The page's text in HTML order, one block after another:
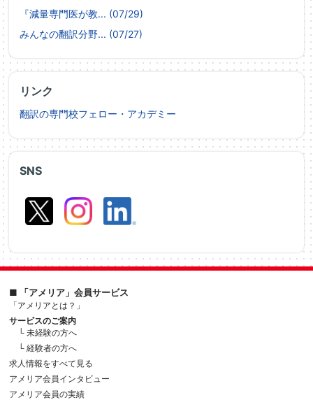
SNS
『減量専門医が教... (07/29)
みんなの翻訳分野... (07/27)
リンク
翻訳の専門校フェロー・アカデミー
■ 「アメリア」会員サービス
「アメリアとは？」
サービスのご案内
└ 未経験の方へ
└ 経験者の方へ
求人情報をすべて見る
アメリア会員インタビュー
アメリア会員の実績